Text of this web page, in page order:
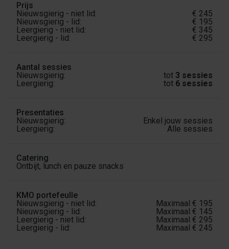
Prijs
€ 245
€ 195
€ 345
€ 295
Aantal sessies
tot 3 sessies
tot 6 sessies
Presentaties
Enkel jouw sessies
Alle sessies
Catering
Ontbijt, lunch en pauze snacks
KMO portefeulle
Maximaal € 195
Maximaal € 145
Maximaal € 295
Maximaal € 245